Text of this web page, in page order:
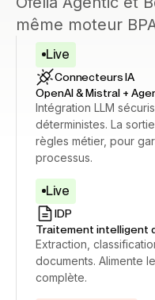
même moteur
Live
Connecteurs IA
OpenAI & Mistral +
Intégration LLM
déterministes. La
règles métier, pour
processus.
Live
IDP
Traitement intelligent
Extraction,
documents. Alimente
complète.